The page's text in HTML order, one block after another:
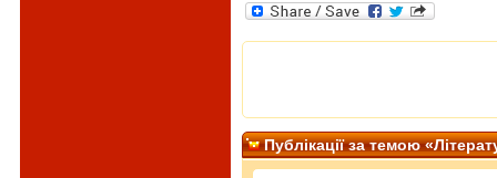
Публiкацiї за темою